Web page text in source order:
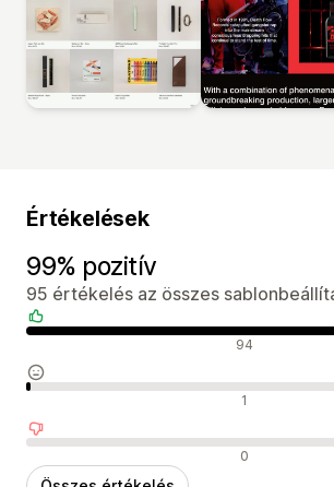
Értékelések
99% pozitív
95 értékelés az összes
Pozitív értékelések 94
Semleges értékelések 1
Negatív értékelések 0